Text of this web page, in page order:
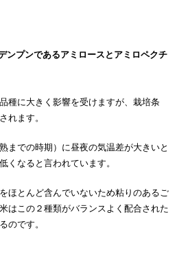
ンプンであるアミロースとアミロペクチ
種に大きく影響を受けますが、栽培条
れます。
までの時期）に昼夜の気温差が大きいと
くなると言われています。
ほとんど含んでいないため粘りのあるご
はこの２種類がバランスよく配合された
のです。